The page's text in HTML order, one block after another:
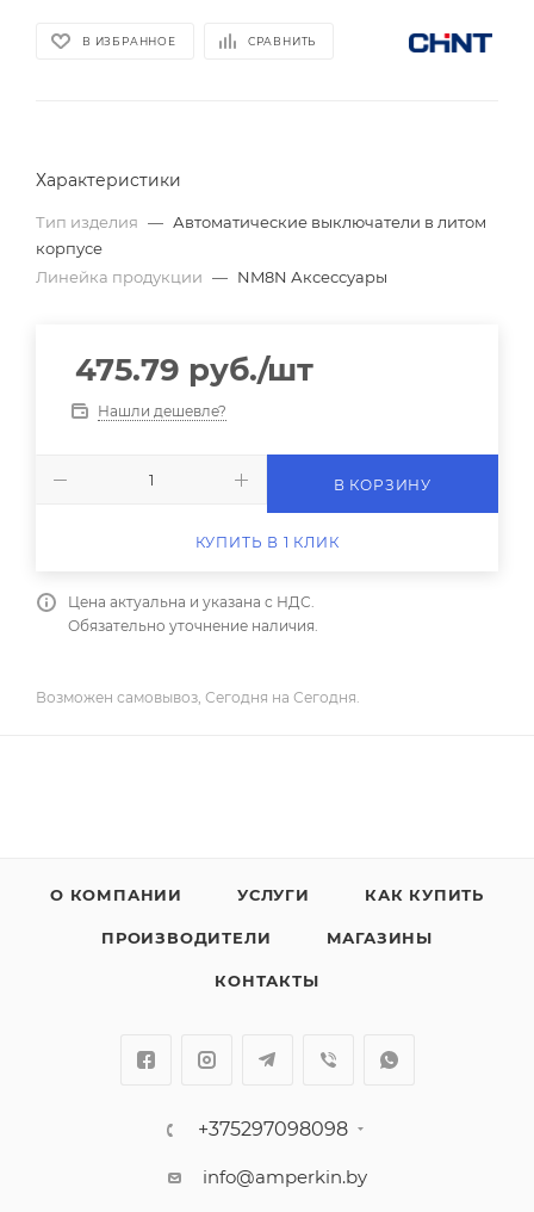
В ИЗБРАННОЕ СРАВНИТЬ
Характеристики
Тип изделия — Автоматические выключатели в литом
корпусе
Линейка продукции — NM8N Аксессуары
475.79 руб./шт
Нашли дешевле?
В КОРЗИНУ
КУПИТЬ В 1 КЛИК
Цена актуальна и указана с НДС.
Обязательно уточнение наличия.
Возможен самовывоз, Сегодня на Сегодня.
О КОМПАНИИ УСЛУГИ КАК КУПИТЬ
ПРОИЗВОДИТЕЛИ МАГАЗИНЫ
КОНТАКТЫ
+375297098098
info@amperkin.by